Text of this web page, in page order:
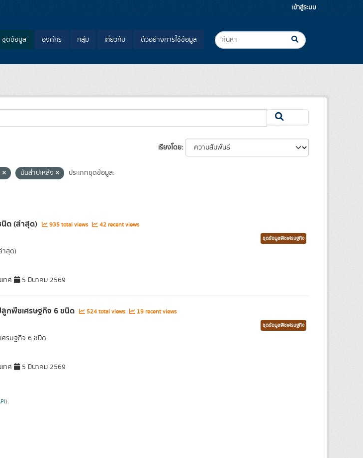
เข้าสู่ระบบ
ชุดข้อมูล องค์กร กลุ่ม เกี่ยวกับ ตัวอย่างการใช้ข้อมูล
เรียงโดย
มันสำปะหลัง
ประเภทชุดข้อมูล:
ด (ล่าสุด) 935 total views 42 recent views
ชุดข้อมูลพืชเศรษฐกิจ
สุด)
ทศ 5 มีนาคม 2569
ลูกพืชเศรษฐกิจ 6 ชนิด 524 total views 19 recent views
ชุดข้อมูลพืชเศรษฐกิจ
ศรษฐกิจ 6 ชนิด
ทศ 5 มีนาคม 2569
).